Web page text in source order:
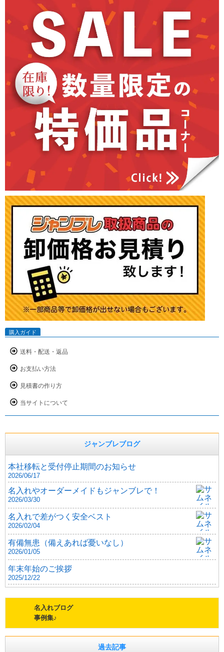
購入ガイド
送料・配送・返品
お支払い方法
見積書の作り方
当サイトについて
ジャンブレブログ
本社移転と受付停止期間のお知らせ
2026/06/17
名入れやオーダーメイドもジャンブレで！
2026/03/30
名入れで差がつく安全ベスト
2026/02/04
有備無患（備えあれば憂いなし）
2026/01/05
年末年始のご挨拶
2025/12/22
名入れブログ
事例集♪
過去記事